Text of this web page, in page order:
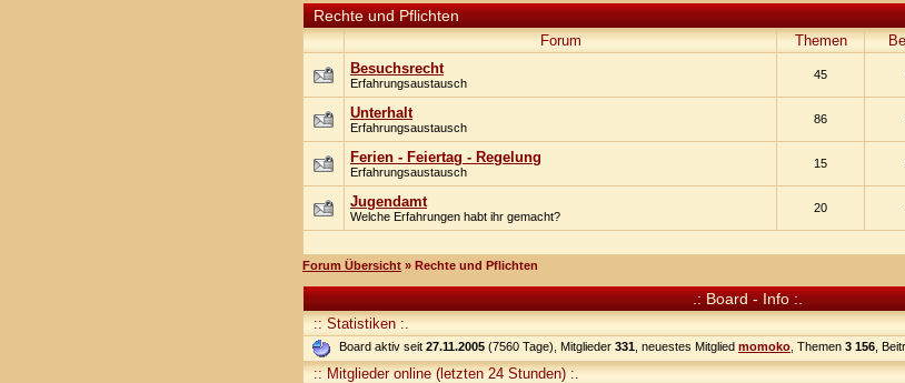
Rechte und Pflichten
Forum Themen
Besuchsrecht
Erfahrungsaustausch
45
Unterhalt
Erfahrungsaustausch
86
Ferien - Feiertag - Regelung
Erfahrungsaustausch
15
Jugendamt
Welche Erfahrungen habt ihr gemacht?
20
Forum Übersicht » Rechte und Pflichten
.: Board - Info :.
:: Statistiken :.
Board aktiv seit 27.11.2005 (7560 Tage), Mitglieder 331 , neuestes Mitglied momoko , Themen 3 156 ,
:: Mitglieder online (letzten 24 Stunden) :.